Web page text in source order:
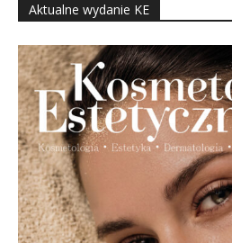
Aktualne wydanie KE